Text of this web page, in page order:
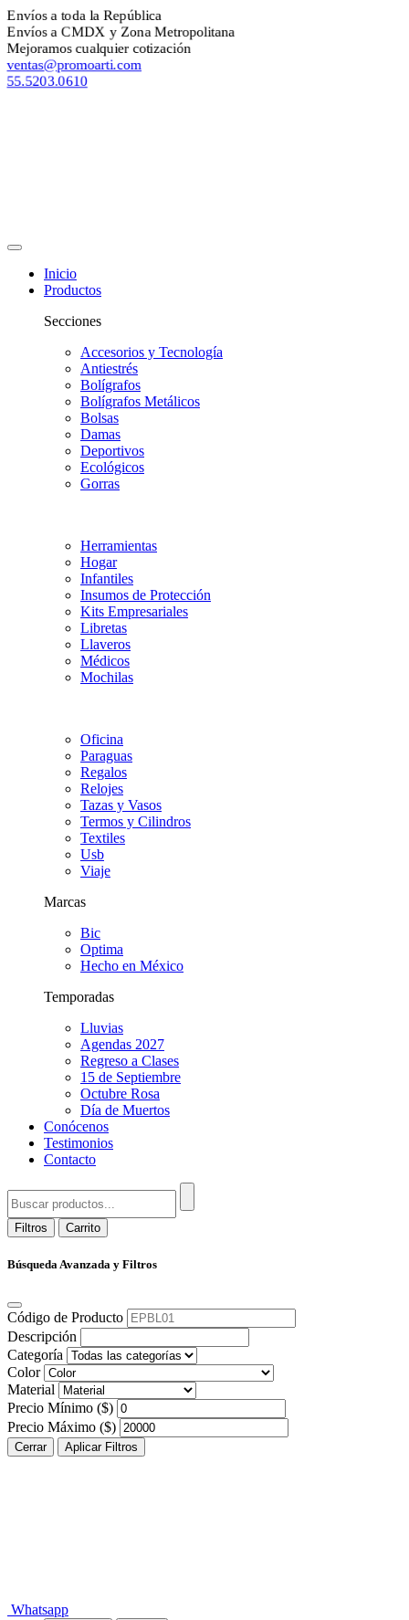
a toda la República
a CMDX y Zona Metropolitana
cualquier cotización
Inicio
Productos
Secciones
Accesorios y Tecnología
Antiestrés
Bolígrafos
Bolígrafos Metálicos
Bolsas
Damas
Deportivos
Ecológicos
Gorras
Herramientas
Hogar
Infantiles
Insumos de Protección
Kits Empresariales
Libretas
Llaveros
Médicos
Mochilas
Oficina
Paraguas
Regalos
Relojes
Tazas y Vasos
Termos y Cilindros
Textiles
Usb
Viaje
Marcas
Bic
Optima
Hecho en México
Temporadas
Lluvias
Agendas 2027
Regreso a Clases
15 de Septiembre
Octubre Rosa
Día de Muertos
Conócenos
Testimonios
Contacto
Filtros Carrito
Búsqueda Avanzada y Filtros
Código de Producto
Descripción
Categoría
Color
Material
Precio Mínimo ($)
Precio Máximo ($)
Cerrar Aplicar Filtros
Whatsapp